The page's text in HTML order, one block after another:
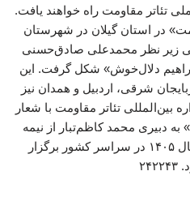
تئاتر مقاومت راه خواهند یافت.
در استان گیلان در شهرستان
زیر نظر محمدعلی صادق‌حسنی
دلال‌خوش» شکل گرفت. این
شرقی، اردبیل و همدان نیز
تئاتر مقاومت با شعار
دبیری محمد کاظم‌تبار از نیمه
دوم سال ۱۴۰۴ تا نیمه اول سال ۱۴۰۵ در سراسر کشور برگزار